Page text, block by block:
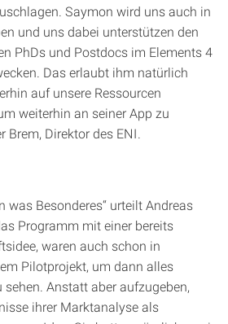
Saymon wird uns auch in
und uns dabei unterstützen den
PhDs und Postdocs im Elements 4
Das erlaubt ihm natürlich
auf unsere Ressourcen
weiterhin an seiner App zu
Brem, Direktor des ENI.
was Besonderes“ urteilt Andreas
Programm mit einer bereits
waren auch schon in
Pilotprojekt, um dann alles
Anstatt aber aufzugeben,
ihrer Marktanalyse als